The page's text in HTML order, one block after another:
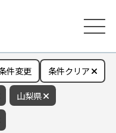
山梨県
件変更 条件クリア